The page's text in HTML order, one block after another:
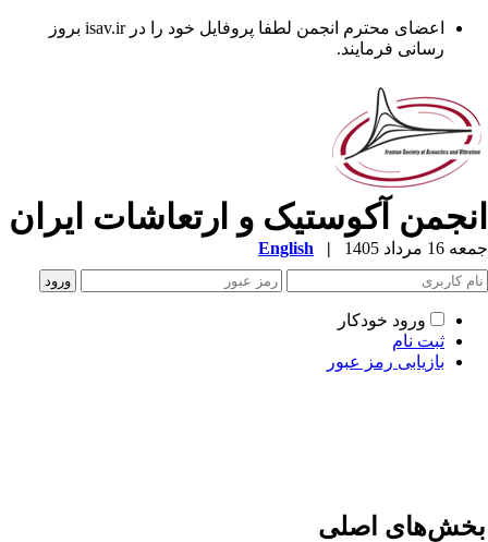
اعضای محترم انجمن لطفا پروفایل خود را در isav.ir بروز
رسانی فرمایند.
آکوستیک و ارتعاشات ایران
مرداد 1405 |
English
ورود خودکار
ثبت نام
بازیابی رمز عبور
اصلی